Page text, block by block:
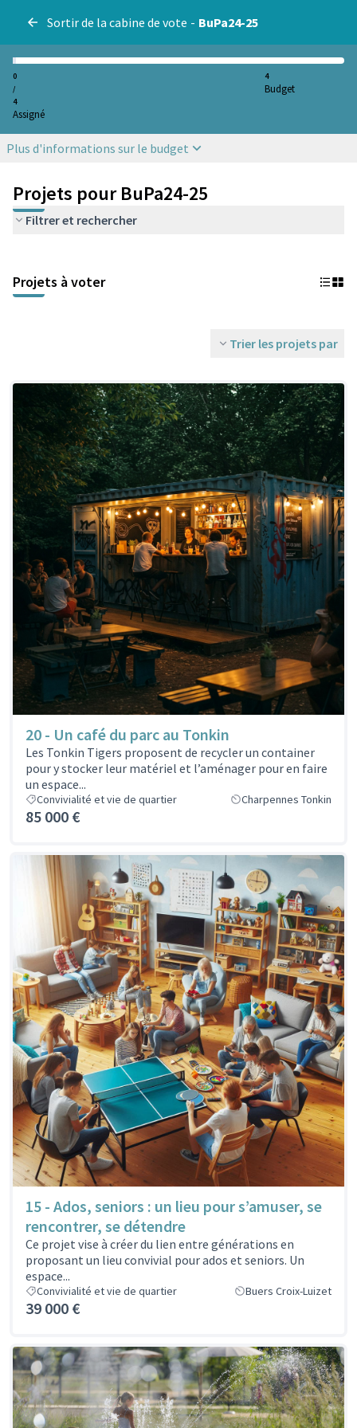
Sortir de la cabine de vote - BuPa24-25
0
/
4
Assigné
4
Budget
Plus d'informations sur le budget
Projets pour BuPa24-25
Filtrer et rechercher
Projets à voter
Trier les projets par
20 - Un café du parc au Tonkin
Les Tonkin Tigers proposent de recycler un container
pour y stocker leur matériel et l’aménager pour en faire
un espace...
Convivialité et vie de quartier Charpennes Tonkin
85 000 €
15 - Ados, seniors : un lieu pour s’amuser, se
rencontrer, se détendre
Ce projet vise à créer du lien entre générations en
proposant un lieu convivial pour ados et seniors. Un
espace...
Convivialité et vie de quartier Buers Croix-Luizet
39 000 €